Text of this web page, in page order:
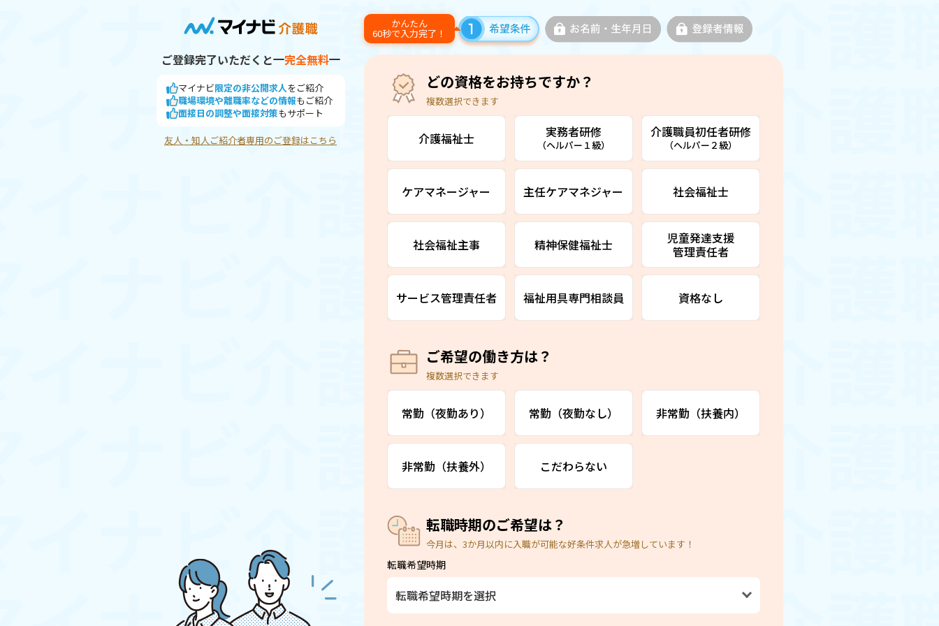
かんたん
60秒で入力完了！
ご登録完了いただくと 完全無料
マイナビ限定の非公開求人をご紹介
職場環境や離職率などの情報もご紹介
面接日の調整や面接対策もサポート
友人・知人ご紹介者専用のご登録はこちら
どの資格をお持ちですか？
複数選択できます
介護福祉士 実務者研修
（ヘルパー１級）
介護職員初任者研修
（ヘルパー２級）
ケアマネージャー 主任ケアマネジャー 社会福祉士
社会福祉主事 精神保健福祉士
児童発達支援
管理責任者
サービス管理責任者 福祉用具専門相談員 資格なし
ご希望の働き方は？
複数選択できます
常勤（夜勤あり） 常勤（夜勤なし） 非常勤（扶養内）
非常勤（扶養外） こだわらない
転職時期のご希望は？
今月は、3か月以内に入職が可能な好条件求人が急増しています！
転職希望時期